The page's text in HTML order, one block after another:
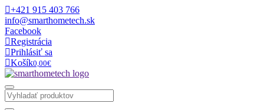
+421 915 403 766
info@smarthometech.sk
Facebook
Registrácia
Prihlásiť sa
Košík0,00€